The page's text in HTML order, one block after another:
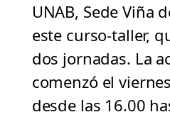
UNAB, Sede Viña
este curso-taller,
dos jornadas. La
comenzó el
desde las 16.00